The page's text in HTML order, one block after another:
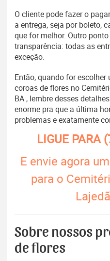
O cliente pode fazer o
a entrega, seja por boleto,
que for melhor. Outro
transparência: todas as
exceção.
Então, quando for
coroas de flores no
BA , lembre desses
enorme pra que a última
problemas e exatamente
LIGUE PARA
E envie agora
para o
Sobre nossos
de flores